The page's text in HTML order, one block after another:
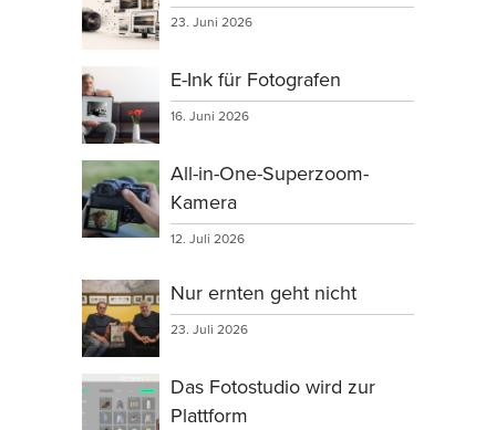
23. Juni 2026
E-Ink für Fotografen
16. Juni 2026
All-in-One-Superzoom-
Kamera
12. Juli 2026
Nur ernten geht nicht
23. Juli 2026
Das Fotostudio wird zur
Plattform